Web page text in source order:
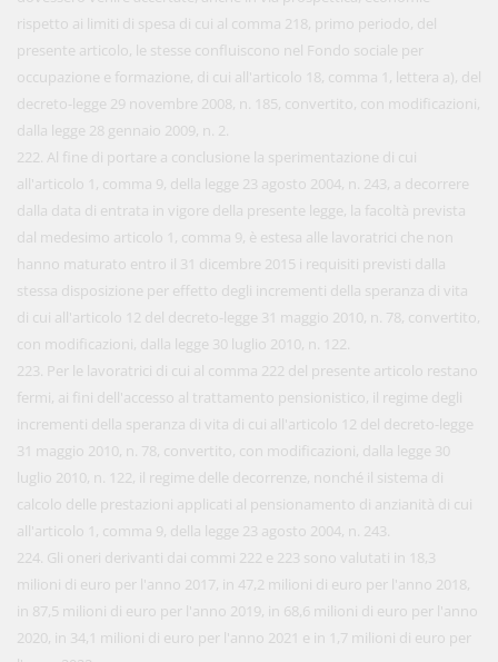
rispetto ai limiti di spesa di cui al comma 218, primo periodo, del
presente articolo, le stesse confluiscono nel Fondo sociale per
occupazione e formazione, di cui all'articolo 18, comma 1, lettera a), del
decreto-legge 29 novembre 2008, n. 185, convertito, con modificazioni,
dalla legge 28 gennaio 2009, n. 2.
222. Al fine di portare a conclusione la sperimentazione di cui
all'articolo 1, comma 9, della legge 23 agosto 2004, n. 243, a decorrere
dalla data di entrata in vigore della presente legge, la facoltà prevista
dal medesimo articolo 1, comma 9, è estesa alle lavoratrici che non
hanno maturato entro il 31 dicembre 2015 i requisiti previsti dalla
stessa disposizione per effetto degli incrementi della speranza di vita
di cui all'articolo 12 del decreto-legge 31 maggio 2010, n. 78, convertito,
con modificazioni, dalla legge 30 luglio 2010, n. 122.
223. Per le lavoratrici di cui al comma 222 del presente articolo restano
fermi, ai fini dell'accesso al trattamento pensionistico, il regime degli
incrementi della speranza di vita di cui all'articolo 12 del decreto-legge
31 maggio 2010, n. 78, convertito, con modificazioni, dalla legge 30
luglio 2010, n. 122, il regime delle decorrenze, nonché il sistema di
calcolo delle prestazioni applicati al pensionamento di anzianità di cui
all'articolo 1, comma 9, della legge 23 agosto 2004, n. 243.
224. Gli oneri derivanti dai commi 222 e 223 sono valutati in 18,3
milioni di euro per l'anno 2017, in 47,2 milioni di euro per l'anno 2018,
in 87,5 milioni di euro per l'anno 2019, in 68,6 milioni di euro per l'anno
2020, in 34,1 milioni di euro per l'anno 2021 e in 1,7 milioni di euro per